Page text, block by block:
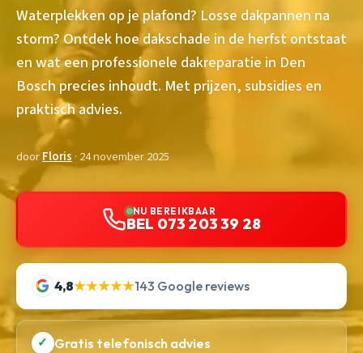
Waterplekken op je plafond? Losse dakpannen na
storm? Ontdek hoe dakschade in de herfst ontstaat
en wat een professionele dakreparatie in Den
Bosch precies inhoudt. Met prijzen, subsidies en
praktisch advies.
doorFloris · 24 november 2025
NU BEREIKBAAR
BEL 073 203 39 28
4,8★★★★★143 Google reviews
✓ Gratis telefonisch advies